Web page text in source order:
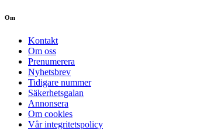
Om
Kontakt
Om oss
Prenumerera
Nyhetsbrev
Tidigare nummer
Säkerhetsgalan
Annonsera
Om cookies
Vår integritetspolicy